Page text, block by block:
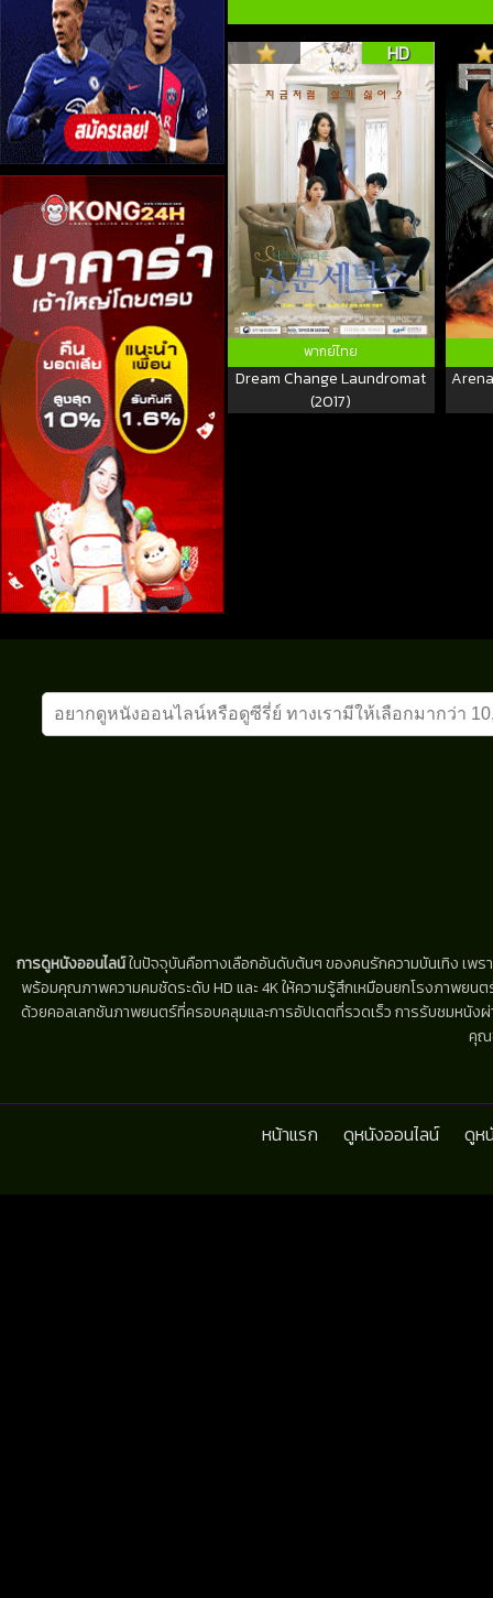
HD
พากย์ไทย
Dream Change Laundromat
(2017)
การดูหนังออนไลน์ในปัจจุบันคือทางเลือกอันดับต้นๆ ของคนรักความบันเทิง เพร
พร้อมคุณภาพความคมชัดระดับ HD และ 4K ให้ความรู้สึกเหมือนยกโรงภาพยน
ด้วยคอลเลกชันภาพยนตร์ที่ครอบคลุมและการอัปเดตที่รวดเร็ว การรับชมหนัง
คุณ
หน้าแรก ดูหนังออนไลน์ ดูห